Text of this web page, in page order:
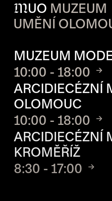
MUO MUZEUM
UMĚNÍ
MUZEUM
10:00 - 18:00
ARCIDIECÉZNÍ
OLOMOUC
10:00 - 18:00
ARCIDIECÉZNÍ
KROMĚŘÍŽ
8:30 - 17:00